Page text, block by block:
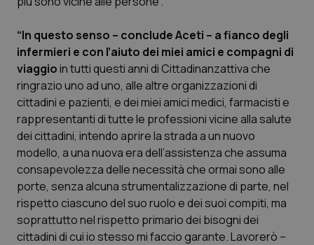
Salute orale & impianti
Sangue & coagulazione
Tiroide
Tumore al seno
Tumore ovarico
Tumori del Polmone & Testa Collo
Tumori gastrointestinali
“In questo senso – conclude Aceti – a fianco degli
infermieri e con l’aiuto dei miei amici e compagni di
viaggioin tutti questi anni di Cittadinanzattiva che
ringrazio uno ad uno, alle altre organizzazioni di
cittadini e pazienti, e dei miei amici medici, farmacisti e
rappresentanti di tutte le professioni vicine alla salute
dei cittadini, intendo aprire la strada a un nuovo
modello, a una nuova era dell’assistenza che assuma
consapevolezza delle necessità che ormai sono alle
porte, senza alcuna strumentalizzazione di parte, nel
rispetto ciascuno del suo ruolo e dei suoi compiti, ma
soprattutto nel rispetto primario dei bisogni dei
cittadini di cui io stesso mi faccio garante. Lavorerò –